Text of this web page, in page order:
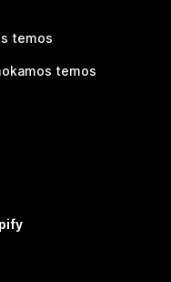
temos
temos